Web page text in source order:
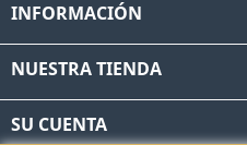
INFORMACIÓN
NUESTRA TIENDA
SU CUENTA